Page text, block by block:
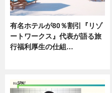
有名ホテルが80％割引『リゾ
ートワークス』代表が語る旅
行福利厚生の仕組…